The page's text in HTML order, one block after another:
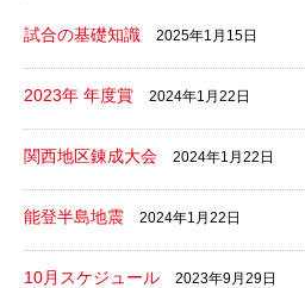
試合の基礎知識 2025年1月15日
2023年 年度賞 2024年1月22日
関西地区錬成大会 2024年1月22日
能登半島地震 2024年1月22日
10月スケジュール 2023年9月29日